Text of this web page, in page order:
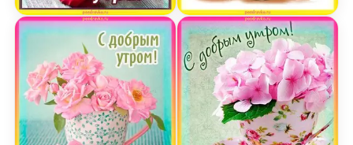
Открытка с пожеланием самого доброго утра
Прикольная открытка с